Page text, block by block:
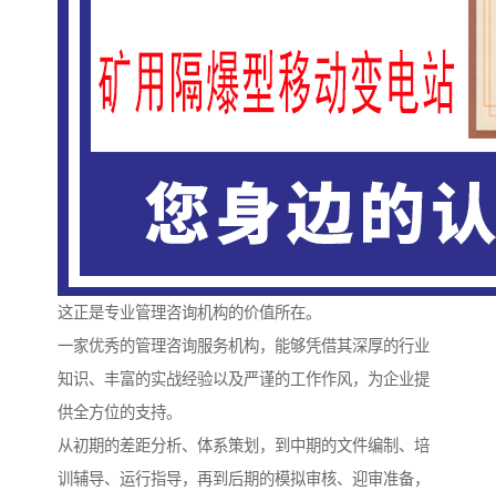
这正是专业管理咨询机构的价值所在。
一家优秀的管理咨询服务机构，能够凭借其深厚的行业
知识、丰富的实战经验以及严谨的工作作风，为企业提
供全方位的支持。
从初期的差距分析、体系策划，到中期的文件编制、培
训辅导、运行指导，再到后期的模拟审核、迎审准备，